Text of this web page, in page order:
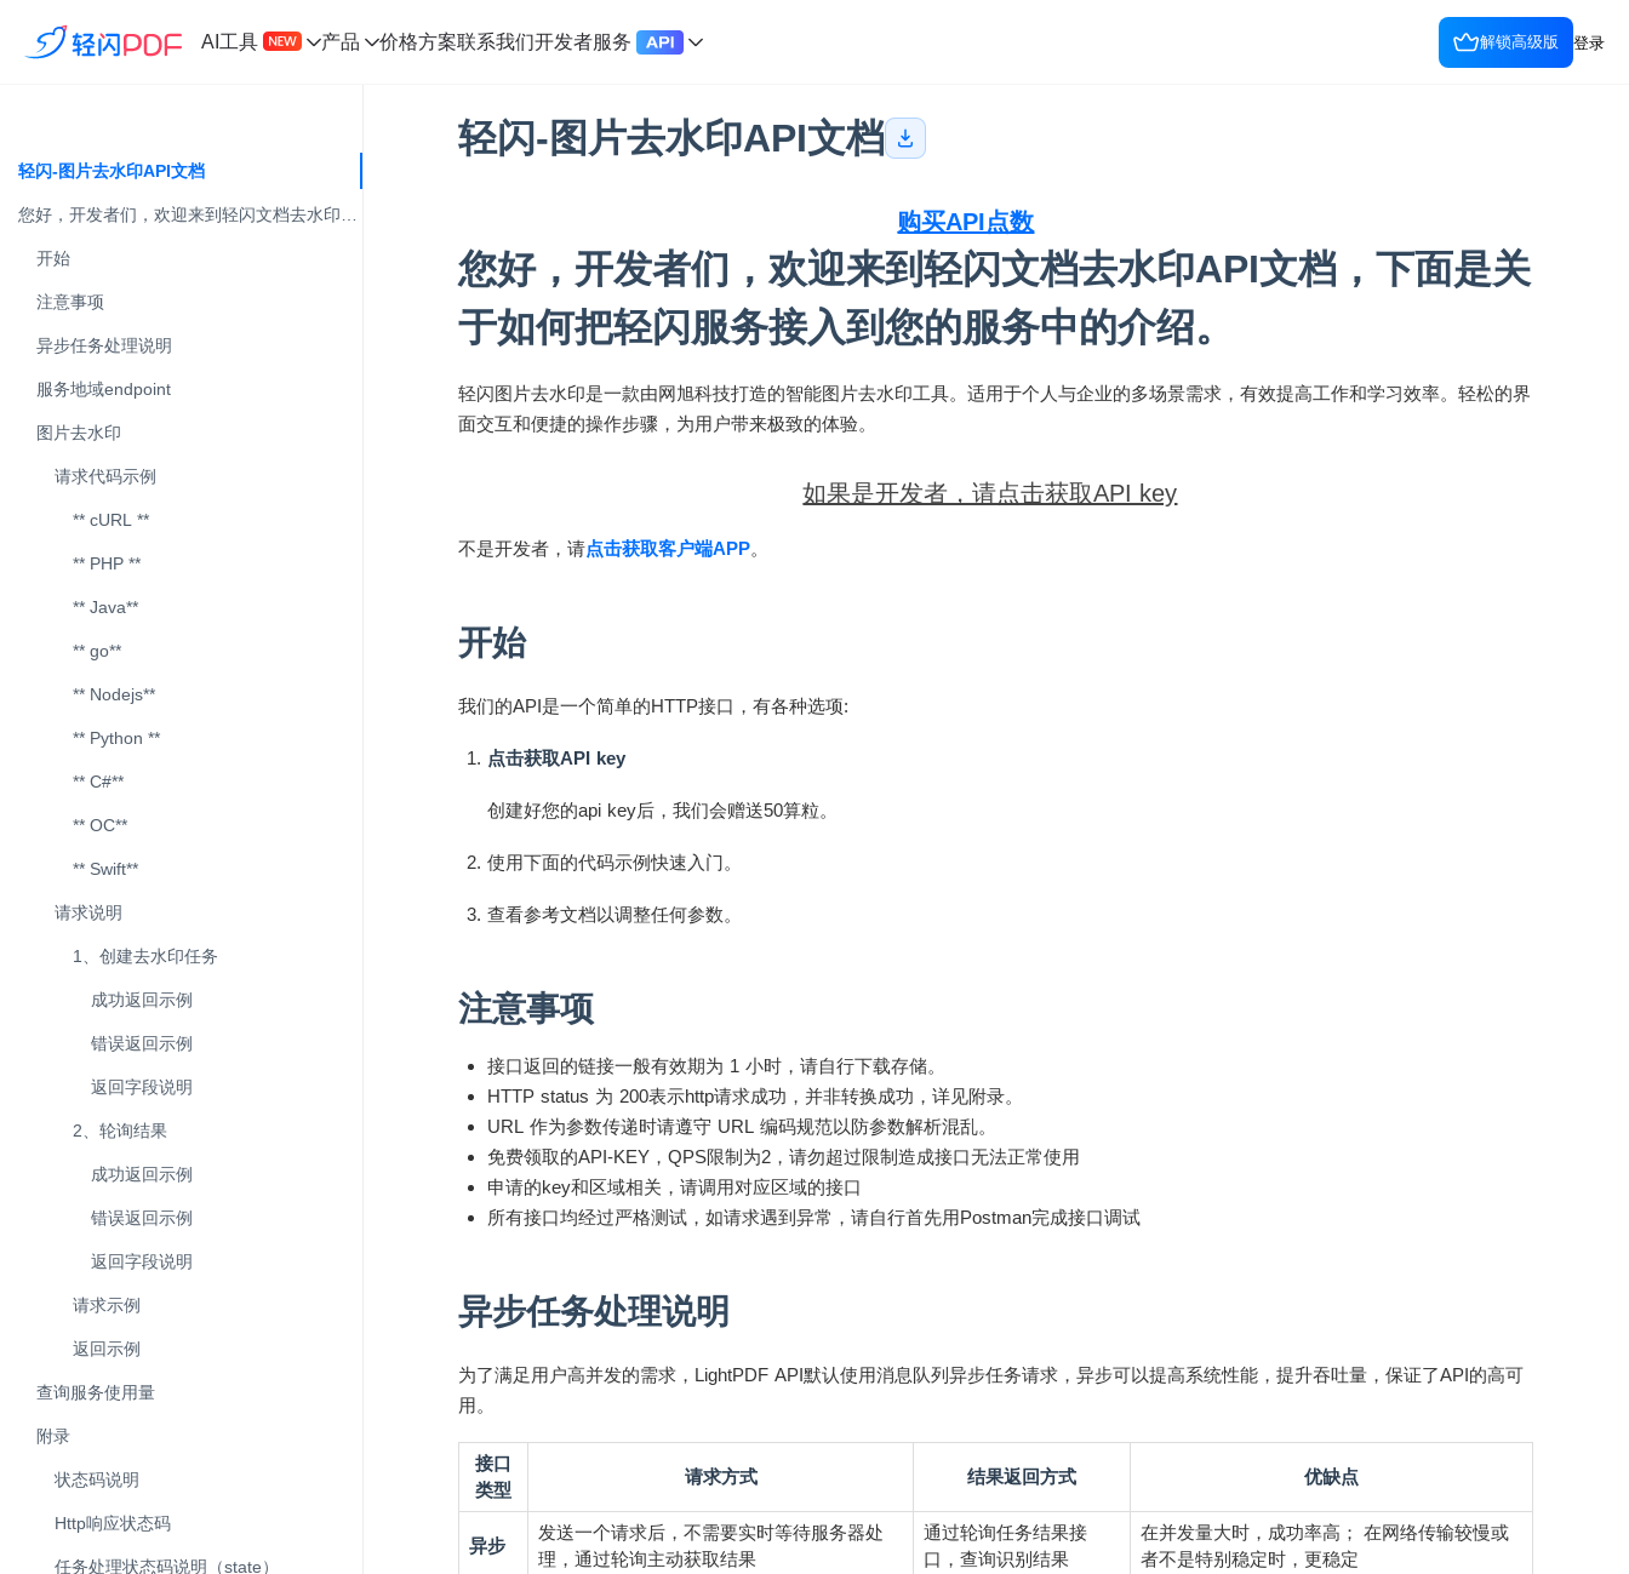
AI工具 产品 价格方案联系我们开发者服务 解锁高级版 登录
轻闪-图片去水印API文档
开始
注意事项
异步任务处理说明
服务地域endpoint
图片去水印
请求代码示例
** cURL **
** PHP **
** Java**
** go**
** Nodejs**
** Python **
** C#**
** OC**
** Swift**
请求说明
1、创建去水印任务
成功返回示例
错误返回示例
返回字段说明
2、轮询结果
成功返回示例
错误返回示例
返回字段说明
请求示例
返回示例
查询服务使用量
附录
状态码说明
Http响应状态码
任务处理状态码说明（state）
轻闪-图片去水印API文档
购买API点数
您好，开发者们，欢迎来到轻闪文档去水印API文档，下面是关
于如何把轻闪服务接入到您的服务中的介绍。
轻闪图片去水印是一款由网旭科技打造的智能图片去水印工具。适用于个人与企业的多场景需求，有效提高工作和学习效率。轻松的界
面交互和便捷的操作步骤，为用户带来极致的体验。
如果是开发者，请点击获取API key
不是开发者，请点击获取客户端APP。
开始
我们的API是一个简单的HTTP接口，有各种选项:
点击获取API key
创建好您的api key后，我们会赠送50算粒。
使用下面的代码示例快速入门。
查看参考文档以调整任何参数。
注意事项
接口返回的链接一般有效期为 1 小时，请自行下载存储。
HTTP status 为 200表示http请求成功，并非转换成功，详见附录。
URL 作为参数传递时请遵守 URL 编码规范以防参数解析混乱。
免费领取的API-KEY，QPS限制为2，请勿超过限制造成接口无法正常使用
申请的key和区域相关，请调用对应区域的接口
所有接口均经过严格测试，如请求遇到异常，请自行首先用Postman完成接口调试
异步任务处理说明
为了满足用户高并发的需求，LightPDF API默认使用消息队列异步任务请求，异步可以提高系统性能，提升吞吐量，保证了API的高可
用。
接口
类型
请求方式 结果返回方式 优缺点
异步
发送一个请求后，不需要实时等待服务器处
理，通过轮询主动获取结果
通过轮询任务结果接
口，查询识别结果
在并发量大时，成功率高； 在网络传输较慢或
者不是特别稳定时，更稳定